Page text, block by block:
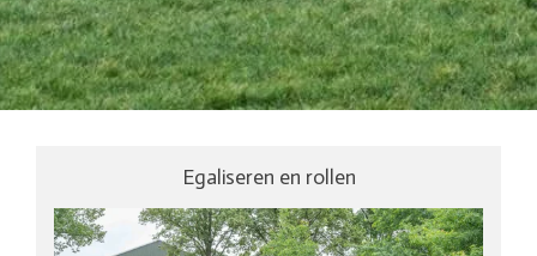
Egaliseren en rollen